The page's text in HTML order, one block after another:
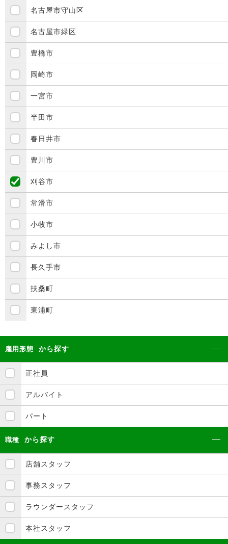
名古屋市守山区
名古屋市緑区
豊橋市
岡崎市
一宮市
半田市
春日井市
豊川市
刈谷市
常滑市
小牧市
みよし市
長久手市
扶桑町
東浦町
雇用形態 から探す
正社員
アルバイト
パート
職種 から探す
店舗スタッフ
事務スタッフ
ラウンダースタッフ
本社スタッフ